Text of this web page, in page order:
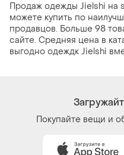
Продаж одежды Jielshi на
можете купить по
продавцов. Больше 98
сайте. Средняя цена в
выгодно одеждк Jielshi
Покупайте вещи и